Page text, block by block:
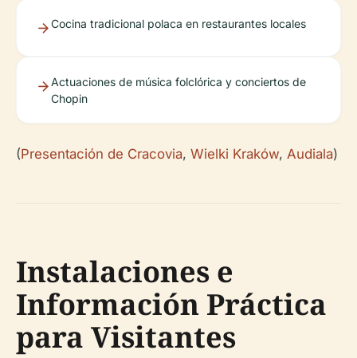
Cocina tradicional polaca en restaurantes locales
Actuaciones de música folclórica y conciertos de
Chopin
(Presentación de Cracovia, Wielki Kraków, Audiala)
Instalaciones e
Información Práctica
para Visitantes